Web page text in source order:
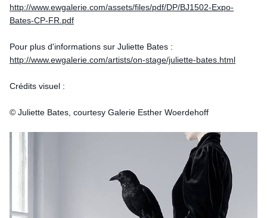
http://www.ewgalerie.com/assets/files/pdf/DP/BJ1502-Expo-
Bates-CP-FR.pdf
Pour plus d'informations sur Juliette Bates :
http://www.ewgalerie.com/artists/on-stage/juliette-bates.html
Crédits visuel :
© Juliette Bates, courtesy Galerie Esther Woerdehoff